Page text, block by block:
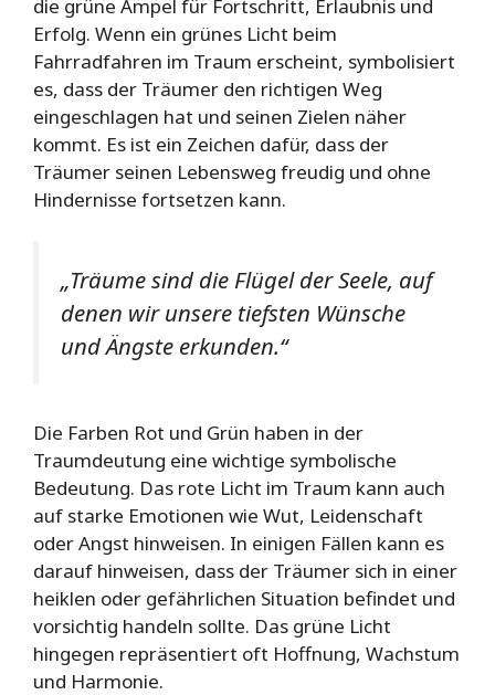
die grüne Ampel für Fortschritt, Erlaubnis und
Erfolg. Wenn ein grünes Licht beim
Fahrradfahren im Traum erscheint, symbolisiert
es, dass der Träumer den richtigen Weg
eingeschlagen hat und seinen Zielen näher
kommt. Es ist ein Zeichen dafür, dass der
Träumer seinen Lebensweg freudig und ohne
Hindernisse fortsetzen kann.
„Träume sind die Flügel der Seele, auf
denen wir unsere tiefsten Wünsche
und Ängste erkunden.“
Die Farben Rot und Grün haben in der
Traumdeutung eine wichtige symbolische
Bedeutung. Das rote Licht im Traum kann auch
auf starke Emotionen wie Wut, Leidenschaft
oder Angst hinweisen. In einigen Fällen kann es
darauf hinweisen, dass der Träumer sich in einer
heiklen oder gefährlichen Situation befindet und
vorsichtig handeln sollte. Das grüne Licht
hingegen repräsentiert oft Hoffnung, Wachstum
und Harmonie.